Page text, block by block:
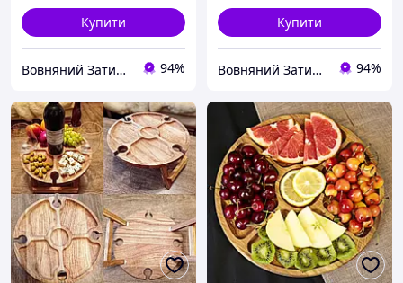
Купити
Вовняний Затишок 94%
Купити
Вовняний Затишок 94%